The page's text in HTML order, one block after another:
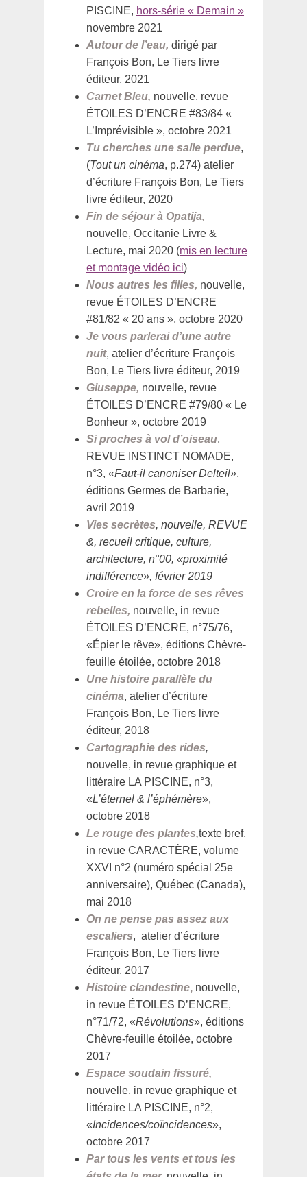
PISCINE, hors-série « Demain »
novembre 2021
Autour de l’eau, dirigé par
François Bon, Le Tiers livre
éditeur, 2021
Carnet Bleu, nouvelle, revue
ÉTOILES D’ENCRE #83/84 «
L’Imprévisible », octobre 2021
Tu cherches une salle perdue,
(Tout un cinéma, p.274) atelier
d’écriture François Bon, Le Tiers
livre éditeur, 2020
Fin de séjour à Opatija,
nouvelle, Occitanie Livre &
Lecture, mai 2020 (mis en lecture
et montage vidéo ici)
Nous autres les filles, nouvelle,
revue ÉTOILES D’ENCRE
#81/82 « 20 ans », octobre 2020
Je vous parlerai d’une autre
nuit, atelier d’écriture François
Bon, Le Tiers livre éditeur, 2019
Giuseppe, nouvelle, revue
ÉTOILES D’ENCRE #79/80 « Le
Bonheur », octobre 2019
Si proches à vol d’oiseau,
REVUE INSTINCT NOMADE,
n°3, «Faut-il canoniser Delteil»,
éditions Germes de Barbarie,
avril 2019
Vies secrètes, nouvelle, REVUE
&, recueil critique, culture,
architecture, n°00, «proximité
indifférence», février 2019
Croire en la force de ses rêves
rebelles, nouvelle, in revue
ÉTOILES D’ENCRE, n°75/76,
«Épier le rêve», éditions Chèvre-
feuille étoilée, octobre 2018
Une histoire parallèle du
cinéma, atelier d’écriture
François Bon, Le Tiers livre
éditeur, 2018
Cartographie des rides,
nouvelle, in revue graphique et
littéraire LA PISCINE, n°3,
«L’éternel & l’éphémère»,
octobre 2018
Le rouge des plantes,texte bref,
in revue CARACTÈRE, volume
XXVI n°2 (numéro spécial 25e
anniversaire), Québec (Canada),
mai 2018
On ne pense pas assez aux
escaliers, atelier d’écriture
François Bon, Le Tiers livre
éditeur, 2017
Histoire clandestine, nouvelle,
in revue ÉTOILES D’ENCRE,
n°71/72, «Révolutions», éditions
Chèvre-feuille étoilée, octobre
2017
Espace soudain fissuré,
nouvelle, in revue graphique et
littéraire LA PISCINE, n°2,
«Incidences/coïncidences»,
octobre 2017
Par tous les vents et tous les